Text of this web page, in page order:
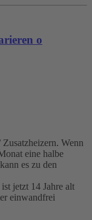
o
Wenn
eine halbe
es zu den
jetzt 14 Jahre alt
einwandfrei